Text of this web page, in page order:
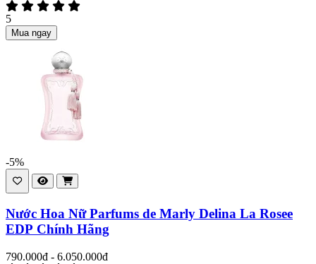
5
Mua ngay
-5%
Nước Hoa Nữ Parfums de Marly Delina La Rosee
EDP Chính Hãng
790.000đ - 6.050.000đ